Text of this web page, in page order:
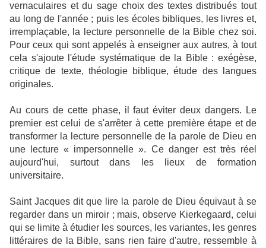
vernaculaires et du sage choix des textes distribués tout
au long de l'année ; puis les écoles bibliques, les livres et,
irremplaçable, la lecture personnelle de la Bible chez soi.
Pour ceux qui sont appelés à enseigner aux autres, à tout
cela s'ajoute l'étude systématique de la Bible : exégèse,
critique de texte, théologie biblique, étude des langues
originales.
Au cours de cette phase, il faut éviter deux dangers. Le
premier est celui de s'arrêter à cette première étape et de
transformer la lecture personnelle de la parole de Dieu en
une lecture « impersonnelle ». Ce danger est très réel
aujourd'hui, surtout dans les lieux de formation
universitaire.
Saint Jacques dit que lire la parole de Dieu équivaut à se
regarder dans un miroir ; mais, observe Kierkegaard, celui
qui se limite à étudier les sources, les variantes, les genres
littéraires de la Bible, sans rien faire d'autre, ressemble à